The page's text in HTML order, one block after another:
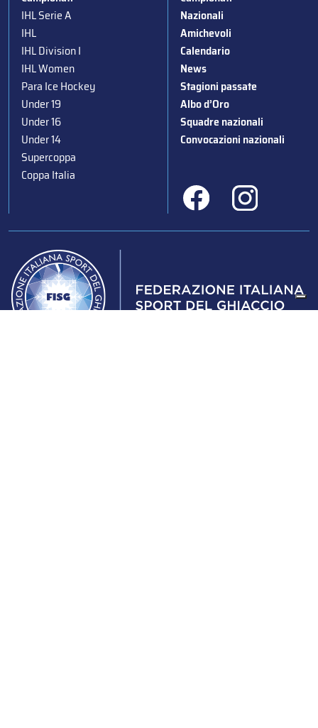
IHL Serie A
IHL
IHL Division I
IHL Women
Para Ice Hockey
Under 19
Under 16
Under 14
Supercoppa
Coppa Italia
Nazionali
Amichevoli
Calendario
News
Stagioni passate
Albo d’Oro
Squadre nazionali
Convocazioni nazionali